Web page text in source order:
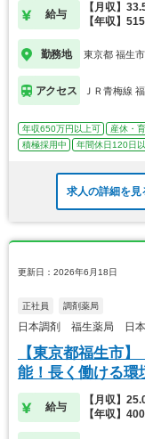
給与
【月収】
【年収】
勤務地 東京都 福生市
アクセス ＪＲ青梅線
年収650万円以上可 産休・
積極採用中
年間休日120日
求人の詳細を見
更新日：2026年6月18日
正社員 調剤薬局
日本調剤 福生薬局 日本
【東京都福生市
能！長く働ける環
給与
【月収】
【年収】